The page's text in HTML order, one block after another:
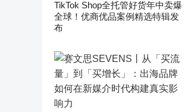
TikTok Shop全托管好货年中卖爆
全球！优商优品案例精选特辑发
布